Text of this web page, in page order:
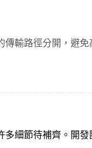
輸路徑分開，避
細節待補齊。開發